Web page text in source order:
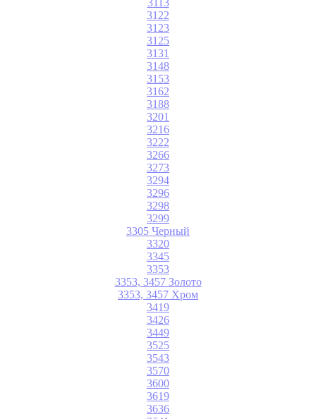
3122
3123
3125
3131
3148
3153
3162
3188
3201
3216
3222
3266
3273
3294
3296
3298
3299
3305 Черный
3320
3345
3353
3353, 3457 Золото
3353, 3457 Хром
3419
3426
3449
3525
3543
3570
3600
3619
3636